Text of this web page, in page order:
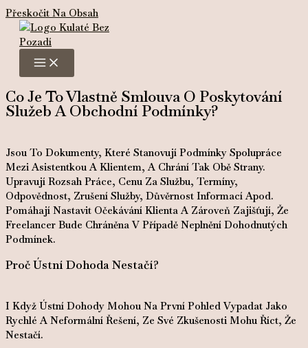
Přeskočit Na Obsah
Co Je To Vlastně Smlouva O Poskytování
Služeb A Obchodní Podmínky?
Jsou To Dokumenty, Které Stanovují Podmínky Spolupráce
Mezi Asistentkou A Klientem, A Chrání Tak Obě Strany.
Upravují Rozsah Práce, Cenu Za Službu, Termíny,
Odpovědnost, Zrušení Služby, Důvěrnost InformacíApod.
Pomáhají Nastavit Očekávání Klienta A Zároveň Zajišťují, Že
Freelancer Bude Chráněna V Případě Neplnění Dohodnutých
Podmínek.
Proč Ústní Dohoda Nestačí?
I Když Ústní Dohody Mohou Na První Pohled Vypadat Jako
Rychlé A Neformální Řešení, Ze Své Zkušenosti Mohu Říct, Že
Nestačí.